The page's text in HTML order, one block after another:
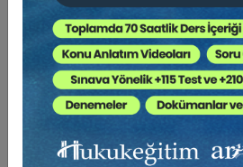
Tüketici Hukuku Enstitüsü